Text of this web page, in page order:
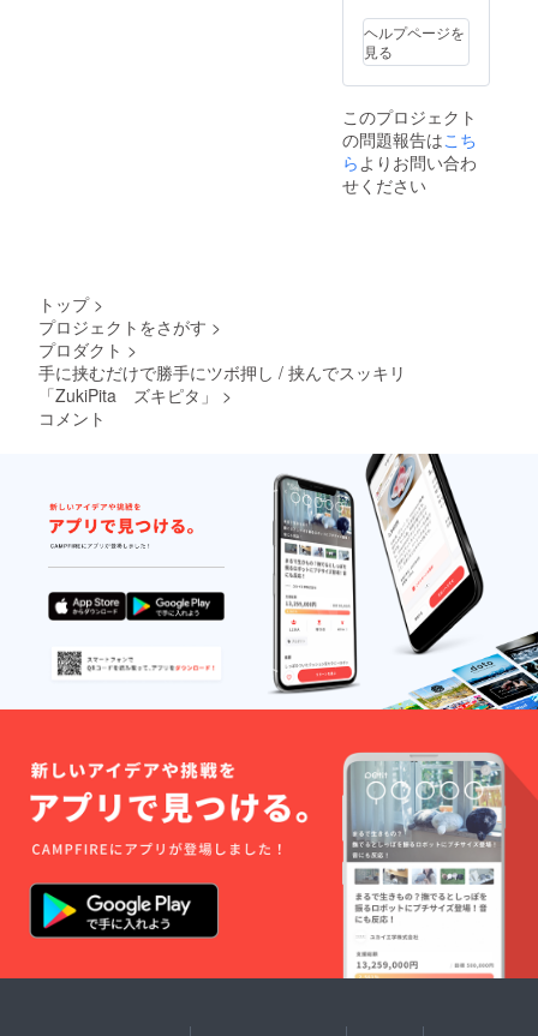
が遅れ
る場合
があり
ます。
ヘルプページを
見る
このプロジェクト
の問題報告はこち
ら よりお問い合わ
せください
トップ >
プロジェクトをさがす >
プロダクト >
手に挟むだけで勝手にツボ押し / 挟んでスッキリ
「ZukiPita ズキピタ」
>
コメント